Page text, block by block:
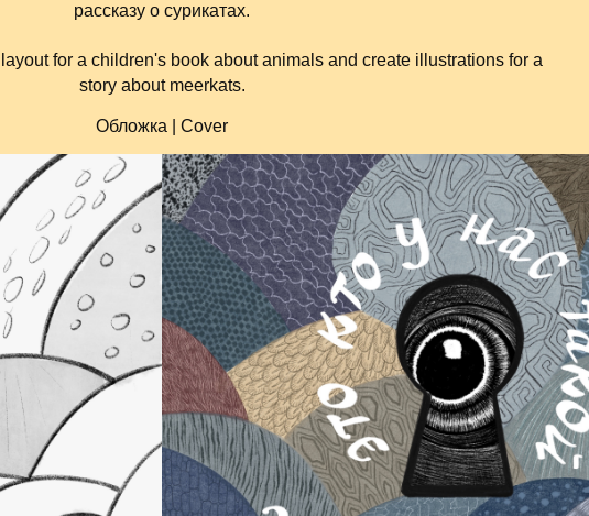
рассказу о сурикатах.
for a children's book about animals and create illustrations for a
story about meerkats.
Обложка | Cover